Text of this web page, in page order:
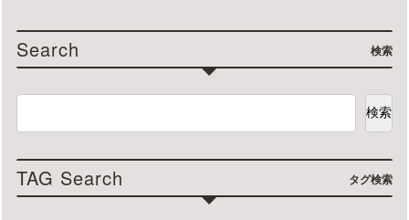
Search 検索
検索
TAG Search タグ検索